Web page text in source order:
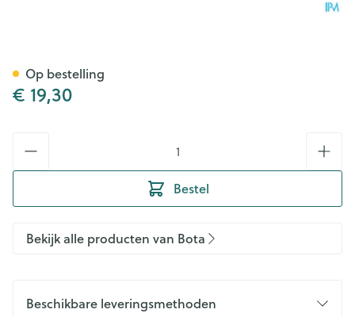
€ 19,30
Bestel
Op bestelling
Bekijk alle producten van Bota
Beschikbare leveringsmethoden